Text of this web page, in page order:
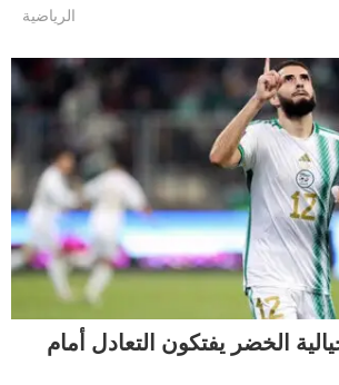
الرياضية
الخضر يفتكون التعادل أمام